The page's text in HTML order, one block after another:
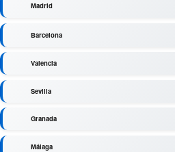
Madrid
Barcelona
Valencia
Sevilla
Granada
Málaga